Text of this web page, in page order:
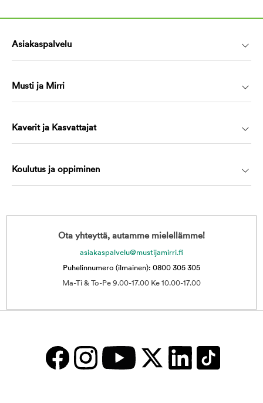
Asiakaspalvelu
Musti ja Mirri
Kaverit ja Kasvattajat
Koulutus ja oppiminen
Ota yhteyttä, autamme mielellämme!
asiakaspalvelu@mustijamirri.fi
Puhelinnumero (ilmainen): 0800 305 305
Ma-Ti & To-Pe 9.00-17.00 Ke 10.00-17.00